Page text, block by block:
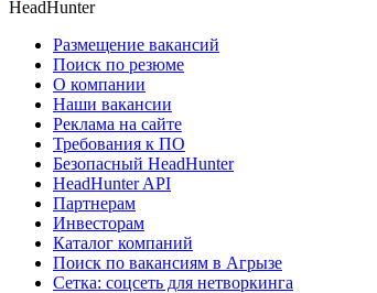
HeadHunter
Размещение вакансий
Поиск по резюме
О компании
Наши вакансии
Реклама на сайте
Требования к ПО
Безопасный HeadHunter
HeadHunter API
Партнерам
Инвесторам
Каталог компаний
Поиск по вакансиям в Агрызе
Сетка: соцсеть для нетворкинга